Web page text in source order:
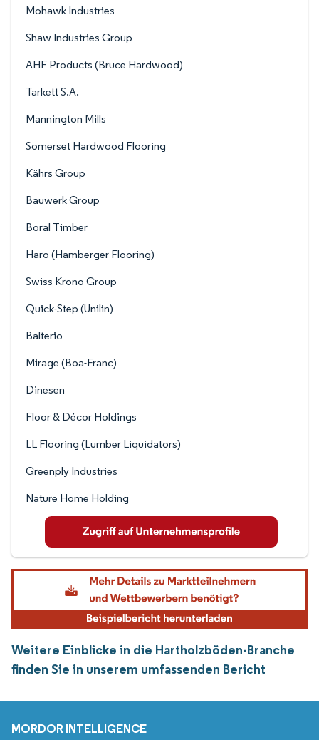
Mohawk Industries
Shaw Industries Group
AHF Products (Bruce Hardwood)
Tarkett S.A.
Mannington Mills
Somerset Hardwood Flooring
Kährs Group
Bauwerk Group
Boral Timber
Haro (Hamberger Flooring)
Swiss Krono Group
Quick-Step (Unilin)
Balterio
Mirage (Boa-Franc)
Dinesen
Floor & Décor Holdings
LL Flooring (Lumber Liquidators)
Greenply Industries
Nature Home Holding
Weitere Einblicke in die Hartholzböden-Branche
finden Sie in unserem umfassenden Bericht
MORDOR INTELLIGENCE